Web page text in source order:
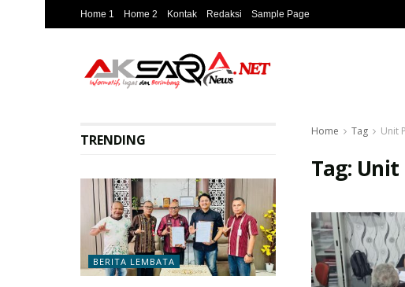
Home 1 Home 2 Kontak Redaksi Sample Page
Home Tag Unit
Tag: Unit
TRENDING
BERITA LEMBATA